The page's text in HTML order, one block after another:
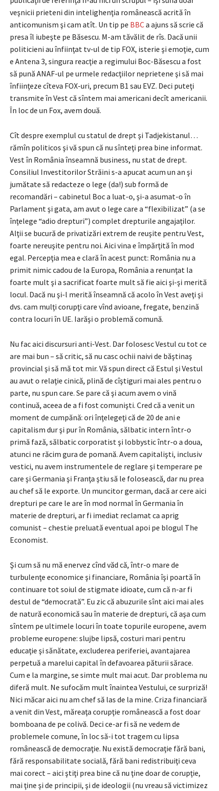
veşnicii prieteni din intelighenţia românească acrită în
anticomunism şi cam atît. Un tip pe BBCa ajuns să scrie că
presa îl iubeşte pe Băsescu. M-am tăvălit de rîs. Dacă unii
politicieni au înfiinţat tv-ul de tip FOX, isterie şi emoţie, cum
e Antena 3, singura reacţie a regimului Boc-Băsescu a fost
să pună ANAF-ul pe urmele redacţiilor neprietene şi să mai
înfiinţeze cîteva FOX-uri, precum B1 sau EVZ. Deci puteţi
transmite în Vest că sîntem mai americani decît americanii.
În loc de un Fox, avem două.
Cît despre exemplul cu statul de drept şi Tadjekistanul…
rămîn politicos şi vă spun că nu sînteţi prea bine informat.
Vest în România înseamnă business, nu stat de drept.
Consiliul Investitorilor Străini s-a apucat acum un an şi
jumătate să redacteze o lege (da!) sub formă de
recomandări – cabinetul Boc a luat-o, şi-a asumat-o în
Parlament şi gata, am avut o lege care a “flexibilizat” (a se
înţelege “adio drepturi”) complet drepturile angajaţilor.
Alţii se bucură de privatizări extrem de reuşite pentru Vest,
foarte nereuşite pentru noi. Aici vina e împărţită în mod
egal. Percepţia mea e clară în acest punct: România nu a
primit nimic cadou de la Europa, România a renunţat la
foarte mult şi a sacrificat foarte mult să fie aici şi-şi merită
locul. Dacă nu şi-l merită înseamnă că acolo în Vest aveţi şi
dvs. cam mulţi corupţi care vînd avioane, fregate, benzină
contra locuri în UE. Iarăşi o problemă comună.
Nu fac aici discursuri anti-Vest. Dar folosesc Vestul cu tot ce
are mai bun – să critic, să nu casc ochii naivi de băştinaş
provincial şi să mă tot mir. Vă spun direct că Estul şi Vestul
au avut o relaţie cinică, plină de cîştiguri mai ales pentru o
parte, nu spun care. Se pare că şi acum avem o vină
continuă, aceea de a fi fost comunişti. Cred că a venit un
moment de cumpănă: ori înţelegeţi că de 20 de ani e
capitalism dur şi pur în România, sălbatic intern într-o
primă fază, sălbatic corporatist şi lobbystic într-o a doua,
atunci ne răcim gura de pomană. Avem capitalişti, inclusiv
vestici, nu avem instrumentele de reglare şi temperare pe
care şi Germania şi Franţa ştiu să le folosească, dar nu prea
au chef să le exporte. Un muncitor german, dacă ar cere aici
drepturi pe care le are în mod normal în Germania în
materie de drepturi, ar fi imediat reclamat ca aprig
comunist – chestie preluată eventual apoi pe blogul The
Economist.
Şi cum să nu mă enervez cînd văd că, într-o mare de
turbulenţe economice şi financiare, România îşi poartă în
continuare tot soiul de stigmate idioate, cum că n-ar fi
destul de “democrată”. Eu zic că abuzurile sînt aici mai ales
de natură economică sau în materie de drepturi, că aşa cum
sîntem pe ultimele locuri în toate topurile europene, avem
probleme europene: slujbe lipsă, costuri mari pentru
educaţie şi sănătate, excluderea periferiei, avantajarea
perpetuă a marelui capital în defavoarea păturii sărace.
Cum e la margine, se simte mult mai acut. Dar problema nu
diferă mult. Ne sufocăm mult înaintea Vestului, ce surpriză!
Nici măcar aici nu am chef să las de la mine. Criza financiară
a venit din Vest, măreaţa corupţie românească a fost doar
bomboana de pe colivă. Deci ce-ar fi să ne vedem de
problemele comune, în loc să-i tot tragem cu lipsa
românească de democraţie. Nu există democraţie fără bani,
fără responsabilitate socială, fără bani redistribuiţi ceva
mai corect – aici ştiţi prea bine că nu ţine doar de corupţie,
mai ţine şi de principii, şi de ideologii (nu vreau să victimizez